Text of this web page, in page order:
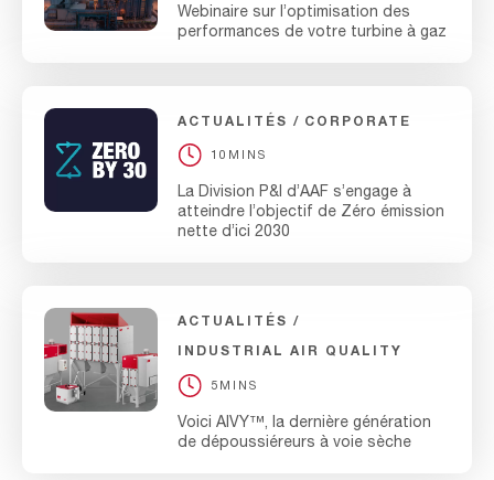
Webinaire sur l’optimisation des
performances de votre turbine à gaz
ACTUALITÉS CORPORATE
10MINS
La Division P&I d’AAF s’engage à
atteindre l’objectif de Zéro émission
nette d’ici 2030
ACTUALITÉS
INDUSTRIAL AIR QUALITY
5MINS
Voici AIVY™, la dernière génération
de dépoussiéreurs à voie sèche